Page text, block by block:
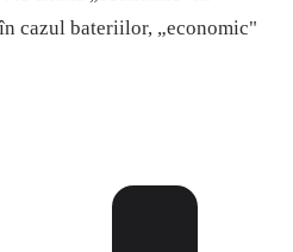
cazul bateriilor, „economic"